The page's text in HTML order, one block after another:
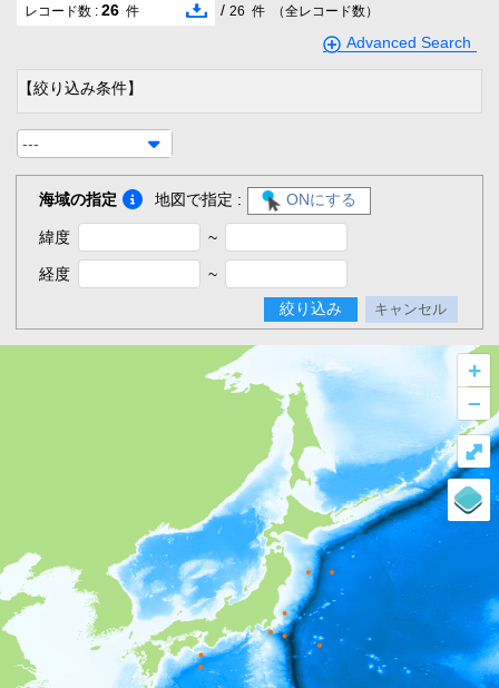
レコード数 : 26 件 / 26 件 （全レコード数）
Advanced Search
【絞り込み条件】
---
海域の指定 地図で指定 : ONにする
緯度 ~
経度
~
絞り込み
キャンセル
+
–
⤢